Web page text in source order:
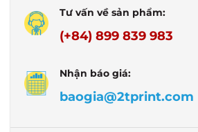
Tư vấn về sản phẩm:
(+84) 899 839 983
Nhận báo giá:
baogia@2tprint.com